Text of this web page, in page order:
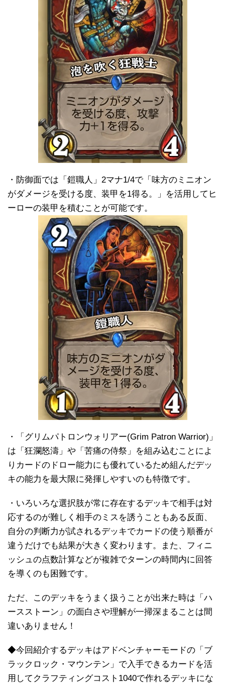
・防御面では「鎧職人」2マナ1/4で「味方のミニオン
がダメージを受ける度、装甲を1得る。」を活用してヒ
ーローの装甲を積むことが可能です。
・「グリムパトロンウォリアー(Grim Patron Warrior)」
は「狂瀾怒濤」や「苦痛の侍祭」を組み込むことによ
りカードのドロー能力にも優れているため組んだデッ
キの能力を最大限に発揮しやすいのも特徴です。
・いろいろな選択肢が常に存在するデッキで相手は対
応するのが難しく相手のミスを誘うこともある反面、
自分の判断力が試されるデッキでカードの使う順番が
違うだけでも結果が大きく変わります。また、フィニ
ッシュの点数計算などが複雑でターンの時間内に回答
を導くのも困難です。
ただ、このデッキをうまく扱うことが出来た時は「ハ
ースストーン」の面白さや理解が一掃深まることは間
違いありません！
◆今回紹介するデッキはアドベンチャーモードの「ブ
ラックロック・マウンテン」で入手できるカードを活
用してクラフティングコスト1040で作れるデッキにな